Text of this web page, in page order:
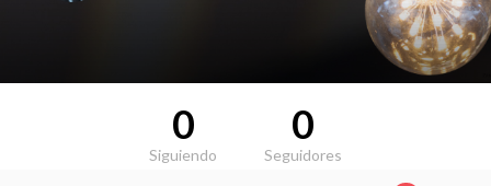
0
Siguiendo
0
Seguidores